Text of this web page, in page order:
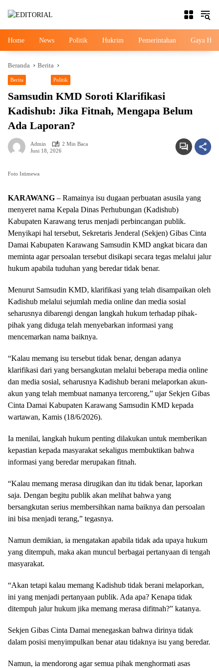
Home News Politik Hukrim Pemerintahan Gaya
Beranda Berita
Berita Politik
Samsudin KMD Soroti Klarifikasi
Kadishub: Jika Fitnah, Mengapa Belum
Ada Laporan?
Admin
2 Min Baca
Juni 18, 2026
Foto Istimewa
KARAWANG – Ramainya isu dugaan perbuatan asusila yang
menyeret nama Kepala Dinas Perhubungan (Kadishub)
Kabupaten Karawang terus menjadi perbincangan publik.
Menyikapi hal tersebut, Sekretaris Jenderal (Sekjen) Gibas Cinta
Damai Kabupaten Karawang Samsudin KMD angkat bicara dan
meminta agar persoalan tersebut disikapi secara tegas melalui jalur
hukum apabila tuduhan yang beredar tidak benar.
Menurut Samsudin KMD, klarifikasi yang telah disampaikan oleh
Kadishub melalui sejumlah media online dan media sosial
seharusnya dibarengi dengan langkah hukum terhadap pihak-
pihak yang diduga telah menyebarkan informasi yang
mencemarkan nama baiknya.
“Kalau memang isu tersebut tidak benar, dengan adanya
klarifikasi dari yang bersangkutan melalui beberapa media online
dan media sosial, seharusnya Kadishub berani melaporkan akun-
akun yang telah membuat namanya tercoreng,” ujar Sekjen Gibas
Cinta Damai Kabupaten Karawang Samsudin KMD kepada
wartawan, Kamis (18/6/2026).
Ia menilai, langkah hukum penting dilakukan untuk memberikan
kepastian kepada masyarakat sekaligus membuktikan bahwa
informasi yang beredar merupakan fitnah.
“Kalau memang merasa dirugikan dan itu tidak benar, laporkan
saja. Dengan begitu publik akan melihat bahwa yang
bersangkutan serius membersihkan nama baiknya dan persoalan
ini bisa menjadi terang,” tegasnya.
Namun demikian, ia mengatakan apabila tidak ada upaya hukum
yang ditempuh, maka akan muncul berbagai pertanyaan di tengah
masyarakat.
“Akan tetapi kalau memang Kadishub tidak berani melaporkan,
ini yang menjadi pertanyaan publik. Ada apa? Kenapa tidak
ditempuh jalur hukum jika memang merasa difitnah?” katanya.
Sekjen Gibas Cinta Damai menegaskan bahwa dirinya tidak
dalam posisi menyimpulkan benar atau tidaknya isu yang beredar.
Namun, ia mendorong agar semua pihak menghormati asas